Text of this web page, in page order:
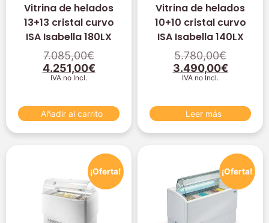
Vitrina de helados
13+13 cristal curvo
ISA Isabella 180LX
7.085,00€
4.251,00€
IVA no Incl.
Añadir al carrito
Vitrina de helados
10+10 cristal curvo
ISA Isabella 140LX
5.780,00€
3.490,00€
IVA no Incl.
Leer más
¡Oferta! ¡Oferta!